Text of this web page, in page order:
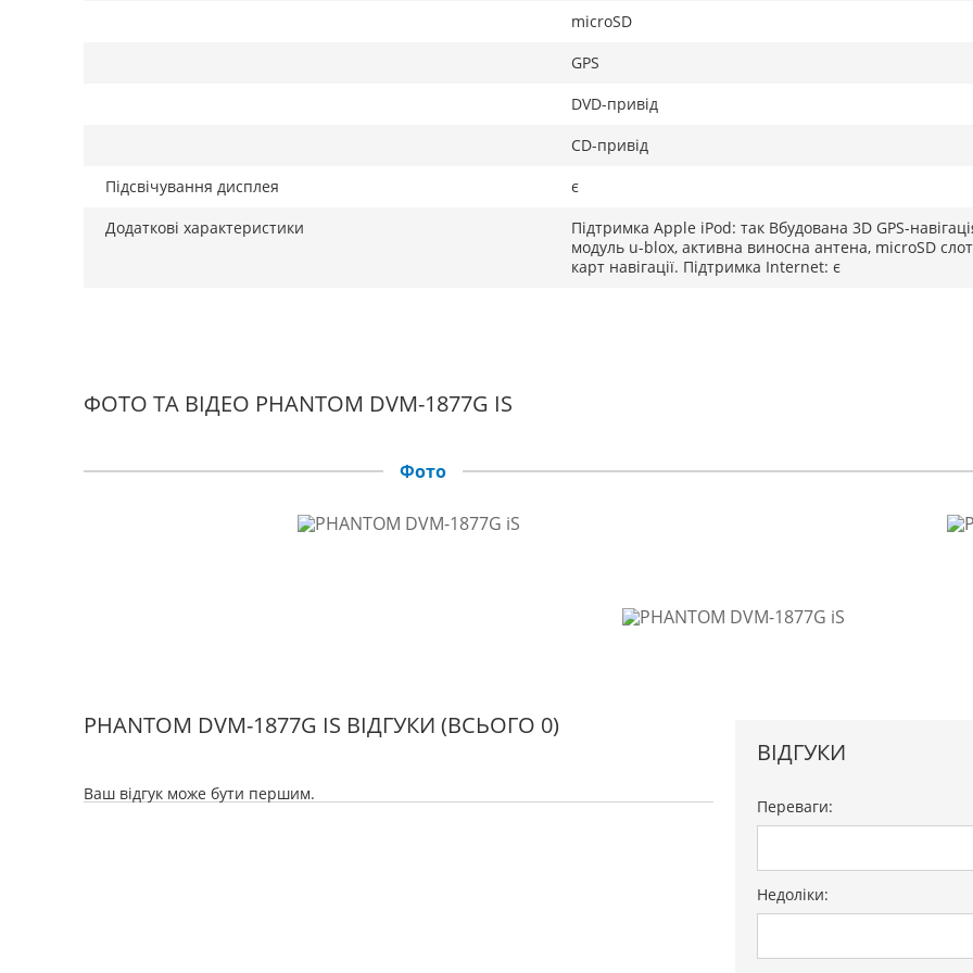
microSD
GPS
DVD-привід
CD-привід
Підсвічування дисплея
є
Додаткові характеристики
Підтримка Apple iPod: так Вбудована 3D GPS-
модуль u-blox, активна виносна антена, microSD
карт навігації. Підтримка Internet: є
ФОТО ТА ВІДЕО PHANTOM DVM-1877G IS
Фото
PHANTOM DVM-1877G IS ВІДГУКИ (ВСЬОГО 0)
Ваш відгук може бути першим.
ВІДГУКИ
Переваги:
Недоліки: